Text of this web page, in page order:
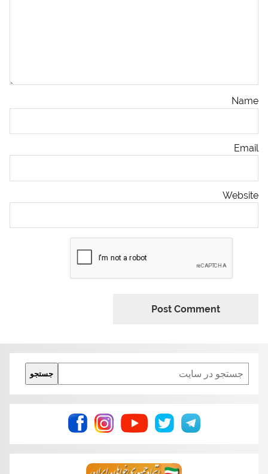
Name
Email
Website
Search
جستجو